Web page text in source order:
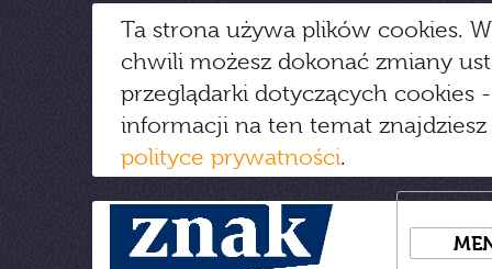
Ta strona używa plików cookies.
chwili możesz dokonać zmiany
przeglądarki dotyczących cookies
informacji na ten temat
polityce prywatności.